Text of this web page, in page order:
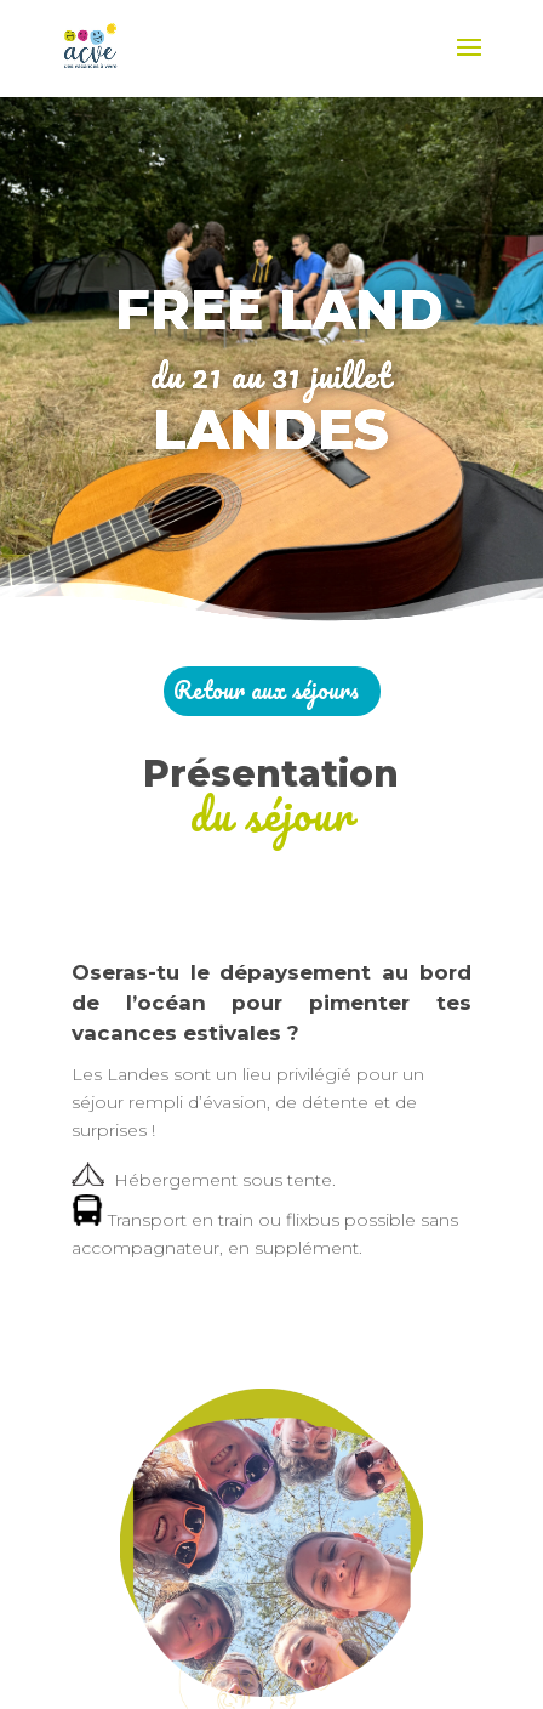
FREE LAND
du 21 au 31 juillet
LANDES
Retour aux séjours
Présentation
du séjour
Oseras-tu le dépaysement au bord
de l’océan pour pimenter tes
vacances estivales ?
Les Landes sont un lieu privilégié pour un
séjour rempli d’évasion, de détente et de
surprises !
Hébergement sous tente.
Transport en train ou flixbus possible sans
accompagnateur, en supplément.